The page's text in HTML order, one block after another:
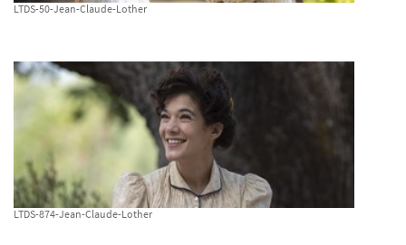
LTDS-50-Jean-Claude-Lother
LTDS-874-Jean-Claude-Lother